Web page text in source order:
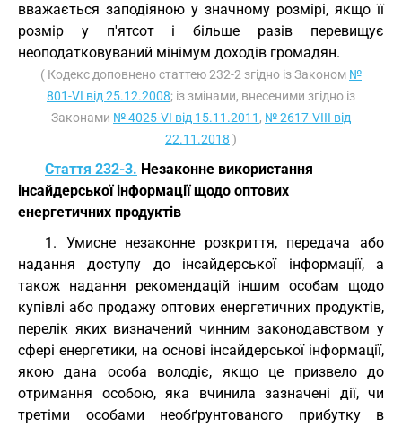
вважається заподіяною у значному розмірі, якщо її
розмір у п'ятсот і більше разів перевищує
неоподатковуваний мінімум доходів громадян.
( Кодекс доповнено статтею 232-2 згідно із Законом №
801-VI від 25.12.2008; із змінами, внесеними згідно із
Законами № 4025-VI від 15.11.2011 , № 2617-VIII від
22.11.2018 )
Стаття 232-3. Незаконне використання
інсайдерської інформації щодо оптових
енергетичних продуктів
1. Умисне незаконне розкриття, передача або
надання доступу до інсайдерської інформації, а
також надання рекомендацій іншим особам щодо
купівлі або продажу оптових енергетичних продуктів,
перелік яких визначений чинним законодавством у
сфері енергетики, на основі інсайдерської інформації,
якою дана особа володіє, якщо це призвело до
отримання особою, яка вчинила зазначені дії, чи
третіми особами необґрунтованого прибутку в